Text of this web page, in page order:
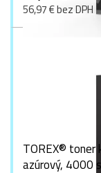
56,97 € bez DPH
TOREX®
azúrový, 4000